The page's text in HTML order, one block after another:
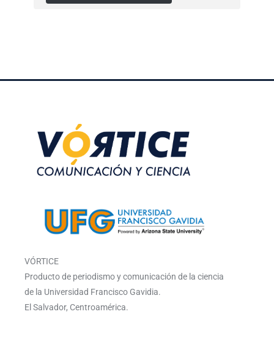
VÓRTICE
Producto de periodismo y comunicación de la ciencia
de la Universidad Francisco Gavidia.
El Salvador, Centroamérica.